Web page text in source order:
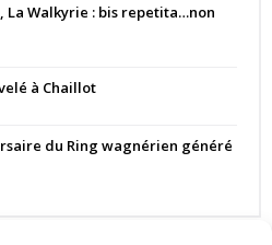
La Walkyrie : bis repetita…non
à Chaillot
du Ring wagnérien généré